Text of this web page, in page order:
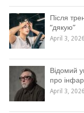
Після
“дякую”
April 3, 2026
Відомий
про
April 3, 2026